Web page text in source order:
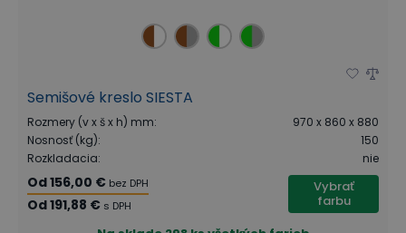
Semišové kreslo SIESTA
Rozmery (v x š x h) mm:
970 x 860 x 880
Nosnosť (kg):
150
Rozkladacia: nie
Od156,00 € bez DPH
Od191,88 € s DPH
Vybrať
farbu